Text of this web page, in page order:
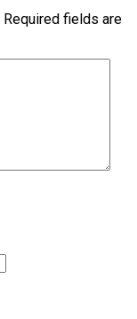
Required fields are